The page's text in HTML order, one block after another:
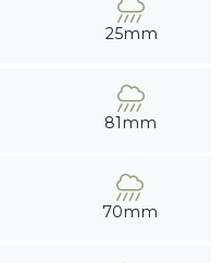
25mm
81mm
70mm